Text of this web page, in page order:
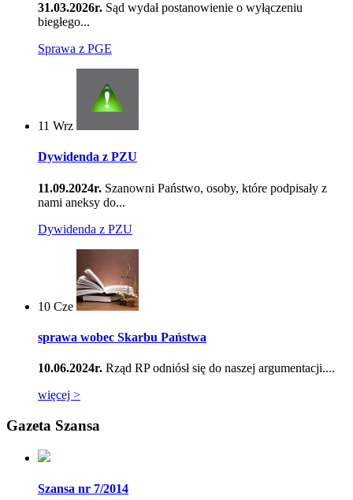
31.03.2026r. Sąd wydał postanowienie o wyłączeniu
biegłego...
Sprawa z PGE
11 Wrz
Dywidenda z PZU
11.09.2024r. Szanowni Państwo, osoby, które podpisały z
nami aneksy do...
Dywidenda z PZU
10 Cze
sprawa wobec Skarbu Państwa
10.06.2024r. Rząd RP odniósł się do naszej argumentacji....
więcej >
Gazeta Szansa
Szansa nr 7/2014